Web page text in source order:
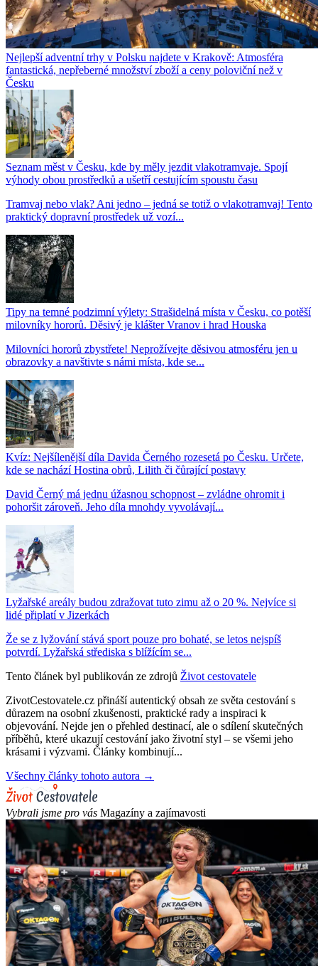
Nejlepší adventní trhy v Polsku najdete v Krakově: Atmosféra
fantastická, nepřeberné množství zboží a ceny poloviční než v
Česku
Seznam měst v Česku, kde by měly jezdit vlakotramvaje. Spojí
výhody obou prostředků a ušetří cestujícím spoustu času
Tramvaj nebo vlak? Ani jedno – jedná se totiž o vlakotramvaj! Tento
praktický dopravní prostředek už vozí...
Tipy na temné podzimní výlety: Strašidelná místa v Česku, co potěší
milovníky hororů. Děsivý je klášter Vranov i hrad Houska
Milovníci hororů zbystřete! Neprožívejte děsivou atmosféru jen u
obrazovky a navštivte s námi místa, kde se...
Kvíz: Nejšílenější díla Davida Černého rozesetá po Česku. Určete,
kde se nachází Hostina obrů, Lilith či čůrající postavy
David Černý má jednu úžasnou schopnost – zvládne ohromit i
pohoršit zároveň. Jeho díla mnohdy vyvolávají...
Lyžařské areály budou zdražovat tuto zimu až o 20 %. Nejvíce si
lidé připlatí v Jizerkách
Že se z lyžování stává sport pouze pro bohaté, se letos nejspíš
potvrdí. Lyžařská střediska s blížícím se...
Tento článek byl publikován ze zdrojů Život cestovatele
ZivotCestovatele.cz přináší autentický obsah ze světa cestování s
důrazem na osobní zkušenosti, praktické rady a inspiraci k
objevování. Nejde jen o přehled destinací, ale o sdílení skutečných
příběhů, které ukazují cestování jako životní styl – se všemi jeho
krásami i výzvami. Články kombinují...
Všechny články tohoto autora →
Vybrali jsme pro vás Magazíny a zajímavosti